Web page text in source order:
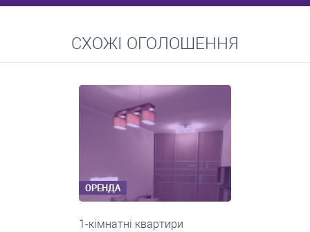
Середні ціни на довготривалу оренду квартир, особняків,
кімнат
СХОЖІ ОГОЛОШЕННЯ
ОРЕНДА
1-кімнатні квартири